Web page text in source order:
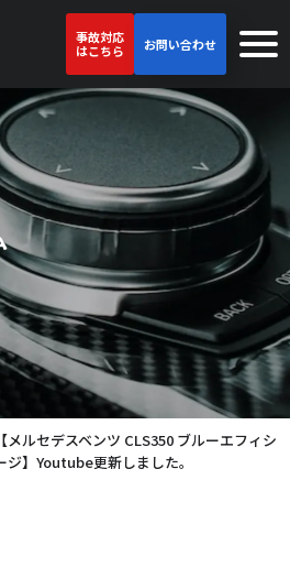
事故対応
はこちら
お問い合わせ
【メルセデスベンツ CLS350 ブルーエフィシ
】Youtube更新しました。